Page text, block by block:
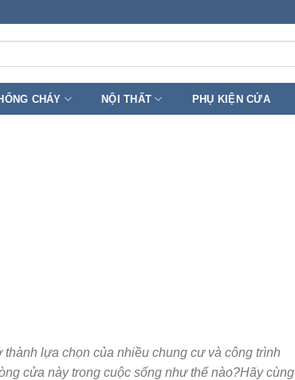
CHÁY NỘI THẤT PHỤ KIỆN CỬA
thành lựa chọn của nhiều chung cư và công trình
cửa này trong cuộc sống như thế nào?Hãy cùng